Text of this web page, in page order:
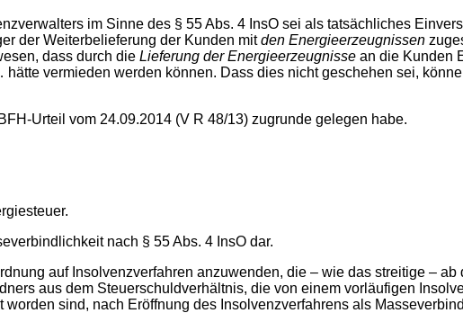
im Sinne des § 55 Abs. 4 InsO sei als tatsächliches
der Weiterbelieferung der Kunden mitden Energieerzeugnissen
dass durch die Lieferung der Energieerzeugnisse an die Kunden
vermieden werden können. Dass dies nicht geschehen sei,
Urteil vom 24.09.2014 (V R 48/13) zugrunde gelegen habe.
nach § 55 Abs. 4 InsO dar.
auf Insolvenzverfahren anzuwenden, die – wie das streitige – ab
aus dem Steuerschuldverhältnis, die von einem vorläufigen
sind, nach Eröffnung des Insolvenzverfahrens als